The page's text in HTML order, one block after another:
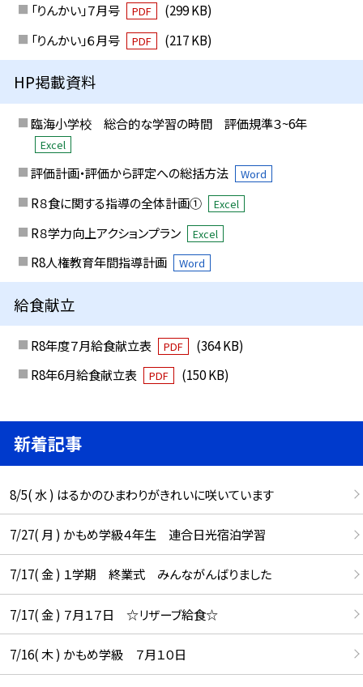
「りんかい」７月号
PDF
(299 KB)
「りんかい」６月号
PDF (217 KB)
HP掲載資料
臨海小学校 総合的な学習の時間 評価規準３~6年
Excel
評価計画・評価から評定への総括方法 Word
R８食に関する指導の全体計画① Excel
R８学力向上アクションプラン Excel
R8人権教育年間指導計画 Word
給食献立
R8年度７月給食献立表 PDF
(364 KB)
R8年6月給食献立表
PDF (150 KB)
新着記事
8/5( 水 ) はるかのひまわりがきれいに咲いています
7/27( 月 ) かもめ学級４年生 連合日光宿泊学習
7/17( 金 ) １学期 終業式 みんながんばりました
7/17( 金 ) ７月１７日 ☆リザーブ給食☆
7/16( 木 ) かもめ学級 ７月１０日